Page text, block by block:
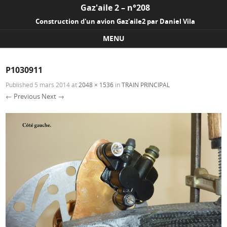
Gaz'aile 2 – n°208
Construction d'un avion Gaz'aile2 par Daniel Vila
MENU
P1030911
Published 5 mars 2014at 2048 × 1536 inTRAIN PRINCIPAL
← Previous Next →